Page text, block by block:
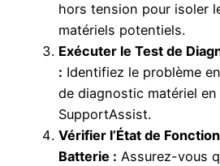
hors tension pour isoler
matériels potentiels.
Exécuter le Test de
: Identifiez le problème
de diagnostic matériel
SupportAssist.
Vérifier l’État de
Batterie : Assurez-vous